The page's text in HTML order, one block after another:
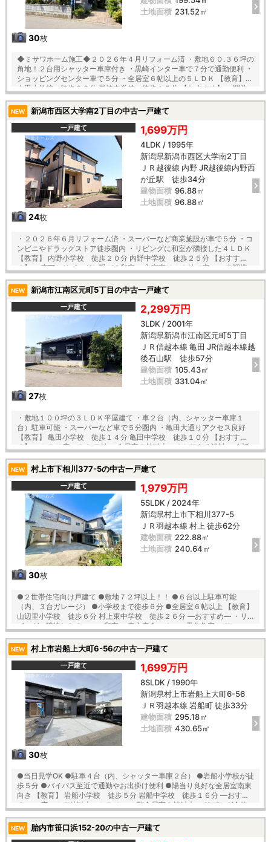
30枚
土地面積 231.52㎡
◆ミサワホーム施工◆２０２６年４月リフォーム済 ・敷地６０.３６坪の
角地！２台用シャッター車庫付き ・黒崎インター車で７分で通勤便利 ・
ショッピングセンター車で５分 ・全居室６帖以上の５ＬＤＫ 【教育】
山田小学校 徒歩２３分 黒埼中学校 徒歩１５分 【おすすめ】 ・開放
・急な来客も安心の玄関となりの和室 ・大容量の小屋根裏収納やＷＩＣ
など、収納豊富 ・２階には便利なセカンド洗面台
NEW 新潟市西区大学南2丁目の中古一戸建て
一戸建て
24枚
1,699万円
4LDK / 1995年
新潟県新潟市西区大学南2丁目
ＪＲ越後線 内野 JR越後線内野西
が丘駅 徒歩34分
建物面積 96.88㎡
土地面積 96.88㎡
・２０２６年６月リフォーム済 ・スーパーなど商業施設が車で５分 ・コ
ンビニやドラッグストア徒歩圏内 ・リビングに和室が隣接した４ＬＤＫ
【教育】 内野小学校 徒歩２０分 内野中学校 徒歩２５分 【おすす
め】 ・廊下とリビングと繋がる和室 ・主寝室は１０帖で広々 ・空調機
NEW 新潟市江南区元町5丁目の中古一戸建て
一戸建て
27枚
2,299万円
3LDK / 2001年
新潟県新潟市江南区元町5丁目
ＪＲ信越本線 亀田 JR信越本線越
後石山駅 徒歩57分
建物面積 105.43㎡
土地面積 331.04㎡
・敷地１００坪の３ＬＤＫ平屋建て ・車２台（内、シャッター車庫１
台）駐車可能 ・スーパーなど車で５分圏内 ・亀田大通りアクセス良好
【教育】 亀田小学校 徒歩１４分 亀田中学校 徒歩１０分 【おすす
め】 ・ＬＤＫ広々２０.５帖 ・全居室８帖以上のゆとりある設計 ・会話
NEW 村上市下相川377-5の中古一戸建て
一戸建て
30枚
1,979万円
5SLDK / 2024年
新潟県村上市下相川377-5
ＪＲ羽越本線 村上 徒歩62分
建物面積 222.88㎡
土地面積 240.64㎡
●２世帯住宅向け戸建て ●敷地７２坪以上！！ ●６台以上駐車可能
（内、３台ガレージ） ●小学校まで徒歩６分 ●全居室６帖以上 【教育】
山辺里小学校 徒歩６分 村上東中学校 徒歩２６分 ―おすすめ― ・リ
ビングに隣接した２ｗａｙ和室 ・安心安全のオール電化住宅 ・サンルー
も物置があるので季節物の収納にも便利
NEW 村上市岩船上大町6-56の中古一戸建て
一戸建て
30枚
1,699万円
8SLDK / 1990年
新潟県村上市岩船上大町6-56
ＪＲ羽越本線 岩船町 徒歩33分
建物面積 295.18㎡
土地面積 430.65㎡
●当日見学OK ●駐車４台（内、シャッター車庫２台） ●岩船小学校が徒
歩５分 ●バイパス至近で通勤やお出掛け便利 ●陽当り良好な全居室南東
向き 【教育】 岩船小学校 徒歩５分 岩船中学校 徒歩１６分 ―おすす
め― ・広々１８帖以上のＬＤＫ ・１階全居室８帖以上 ・リビング全体
と納戸付き ・倉庫完備なので季節物の収納にも便利
NEW 胎内市笹口浜152-20の中古一戸建て